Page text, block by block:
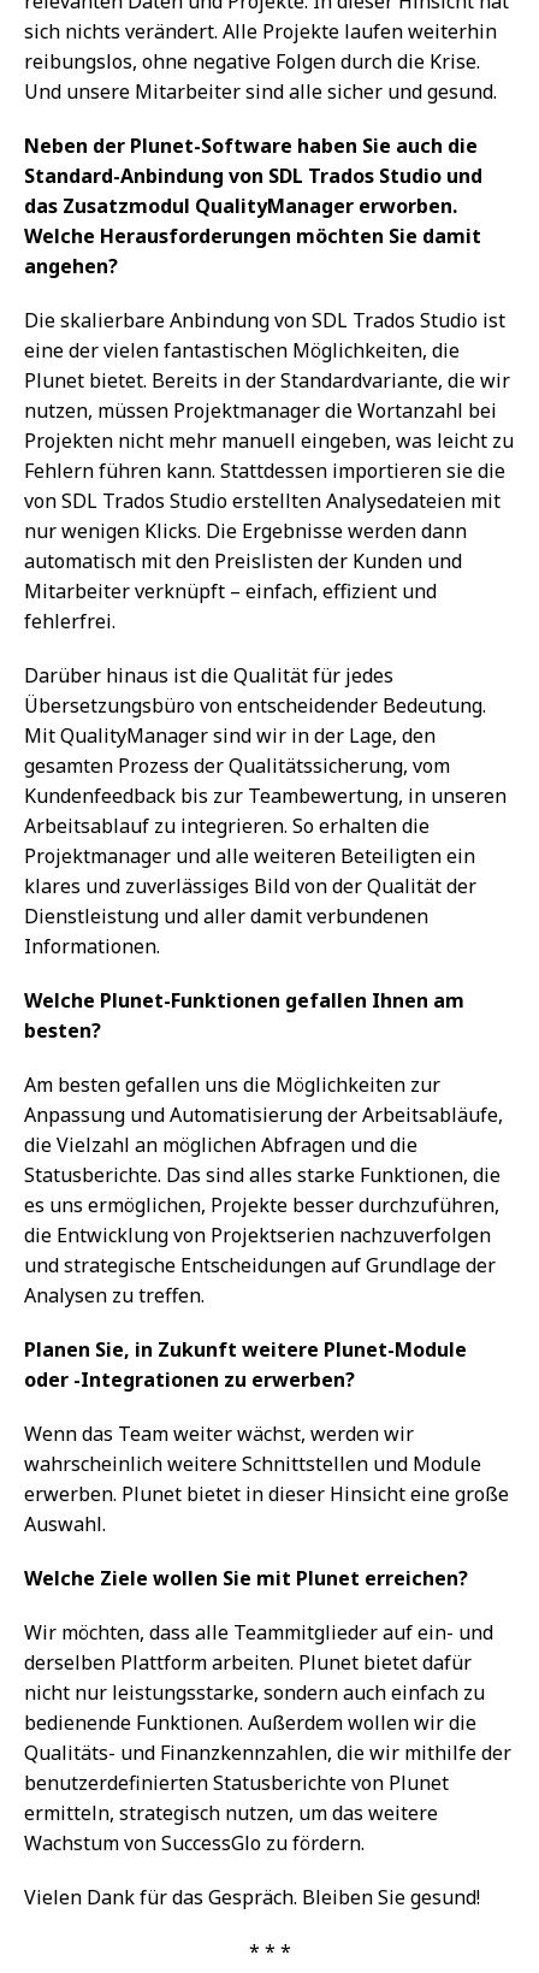
sich nichts verändert. Alle Projekte laufen weiterhin
reibungslos, ohne negative Folgen durch die Krise.
Und unsere Mitarbeiter sind alle sicher und gesund.
Neben der Plunet-Software haben Sie auch die
Standard-Anbindung von SDL Trados Studio und
das Zusatzmodul QualityManager erworben.
Welche Herausforderungen möchten Sie damit
angehen?
Die skalierbare Anbindung von SDL Trados Studio ist
eine der vielen fantastischen Möglichkeiten, die
Plunet bietet. Bereits in der Standardvariante, die wir
nutzen, müssen Projektmanager die Wortanzahl bei
Projekten nicht mehr manuell eingeben, was leicht zu
Fehlern führen kann. Stattdessen importieren sie die
von SDL Trados Studio erstellten Analysedateien mit
nur wenigen Klicks. Die Ergebnisse werden dann
automatisch mit den Preislisten der Kunden und
Mitarbeiter verknüpft – einfach, effizient und
fehlerfrei.
Darüber hinaus ist die Qualität für jedes
Übersetzungsbüro von entscheidender Bedeutung.
Mit QualityManager sind wir in der Lage, den
gesamten Prozess der Qualitätssicherung, vom
Kundenfeedback bis zur Teambewertung, in unseren
Arbeitsablauf zu integrieren. So erhalten die
Projektmanager und alle weiteren Beteiligten ein
klares und zuverlässiges Bild von der Qualität der
Dienstleistung und aller damit verbundenen
Informationen.
Welche Plunet-Funktionen gefallen Ihnen am
besten?
Am besten gefallen uns die Möglichkeiten zur
Anpassung und Automatisierung der Arbeitsabläufe,
die Vielzahl an möglichen Abfragen und die
Statusberichte. Das sind alles starke Funktionen, die
es uns ermöglichen, Projekte besser durchzuführen,
die Entwicklung von Projektserien nachzuverfolgen
und strategische Entscheidungen auf Grundlage der
Analysen zu treffen.
Planen Sie, in Zukunft weitere Plunet-Module
oder -Integrationen zu erwerben?
Wenn das Team weiter wächst, werden wir
wahrscheinlich weitere Schnittstellen und Module
erwerben. Plunet bietet in dieser Hinsicht eine große
Auswahl.
Welche Ziele wollen Sie mit Plunet erreichen?
Wir möchten, dass alle Teammitglieder auf ein- und
derselben Plattform arbeiten. Plunet bietet dafür
nicht nur leistungsstarke, sondern auch einfach zu
bedienende Funktionen. Außerdem wollen wir die
Qualitäts- und Finanzkennzahlen, die wir mithilfe der
benutzerdefinierten Statusberichte von Plunet
ermitteln, strategisch nutzen, um das weitere
Wachstum von SuccessGlo zu fördern.
Vielen Dank für das Gespräch. Bleiben Sie gesund!
* * *